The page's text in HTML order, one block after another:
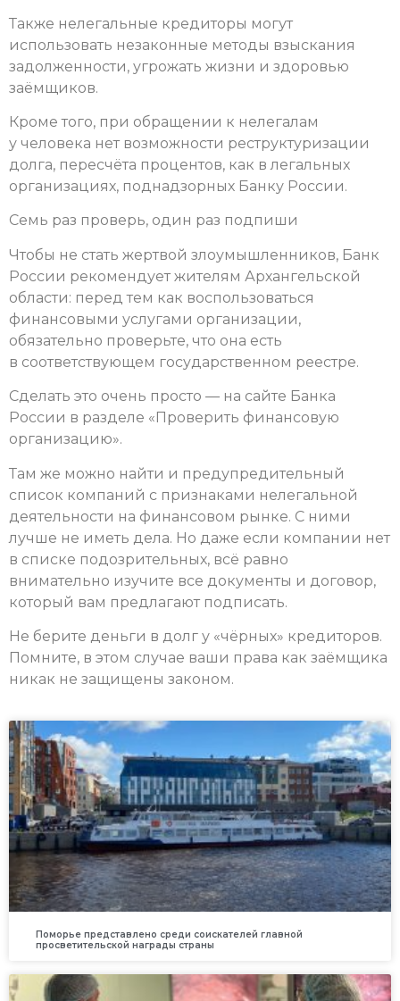
Также нелегальные кредиторы могут
использовать незаконные методы взыскания
задолженности, угрожать жизни и здоровью
заёмщиков.
Кроме того, при обращении к нелегалам
у человека нет возможности реструктуризации
долга, пересчёта процентов, как в легальных
организациях, поднадзорных Банку России.
Семь раз проверь, один раз подпиши
Чтобы не стать жертвой злоумышленников, Банк
России рекомендует жителям Архангельской
области: перед тем как воспользоваться
финансовыми услугами организации,
обязательно проверьте, что она есть
в соответствующем государственном реестре.
Сделать это очень просто — на сайте Банка
России в разделе «Проверить финансовую
организацию».
Там же можно найти и предупредительный
список компаний с признаками нелегальной
деятельности на финансовом рынке. С ними
лучше не иметь дела. Но даже если компании нет
в списке подозрительных, всё равно
внимательно изучите все документы и договор,
который вам предлагают подписать.
Не берите деньги в долг у «чёрных» кредиторов.
Пом­ните, в этом случае ваши права как заёмщика
никак не защищены законом.
Поморье представлено среди соискателей главной
просветительской награды страны